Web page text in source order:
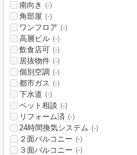
南向き (-)
角部屋 (-)
ワンフロア (-)
高層ビル (-)
飲食店可 (-)
居抜物件 (-)
個別空調 (-)
都市ガス (-)
下水道 (-)
ペット相談 (-)
リフォーム済 (-)
24時間換気システム (-)
２面バルコニー (-)
３面バルコニー (-)